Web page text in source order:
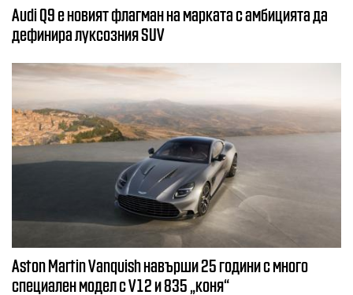
Audi Q9 е новият флагман на марката с амбицията да
дефинира луксозния SUV
Aston Martin Vanquish навърши 25 години с много
специален модел с V12 и 835 „коня“